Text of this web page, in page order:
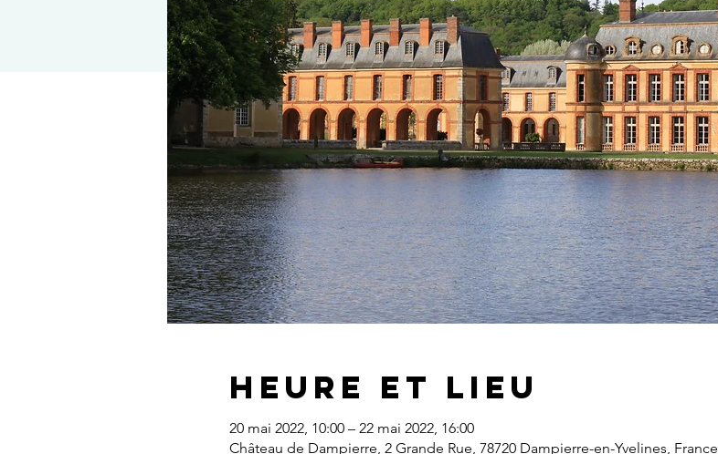
Heure et lieu
20 mai 2022, 10:00 – 22 mai 2022, 16:00
Château de Dampierre, 2 Grande Rue, 78720 Dampierre-en-Yvelines, France